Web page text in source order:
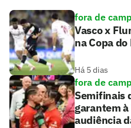
fora de
Vasco x
na Copa
Há 5 dias
fora de
Semifinais
garantem à
audiência